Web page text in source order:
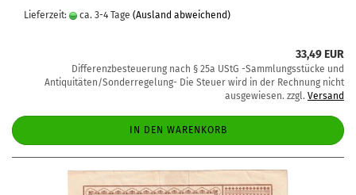
Lieferzeit: ca. 3-4 Tage (Ausland abweichend)
33,49 EUR
Differenzbesteuerung nach § 25a UStG -Sammlungsstücke und
Antiquitäten/Sonderregelung- Die Steuer wird in der Rechnung nicht
ausgewiesen. zzgl. Versand
IN DEN WARENKORB